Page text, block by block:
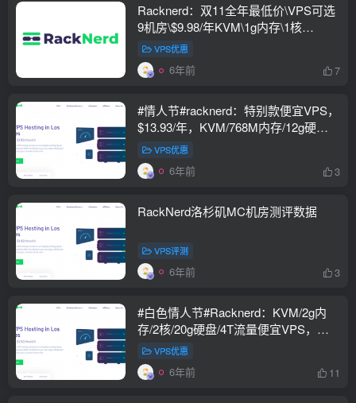
Racknerd：双11全年最低价\VPS可选
9机房\$9.98/年KVM\1g内存\1核
\17gSSD\3T流量，PayPal\支付宝付款
VPS优惠
6年前 7
#情人节#racknerd：特别款便宜VPS，
$13.93/年，KVM/768M内存/12g硬
盘/2T流量
VPS优惠
6年前 3
RackNerd洛杉矶MC机房测评数据
VPS评测
6年前 3
#白色情人节#Racknerd：KVM/2g内
存/2核/20g硬盘/4T流量便宜VPS，限
量100个，$18.88/年
VPS优惠
6年前 11